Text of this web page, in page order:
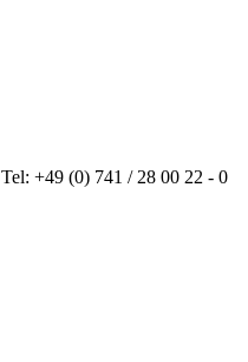
Tel: +49 (0) 741 / 28 00 22 - 0